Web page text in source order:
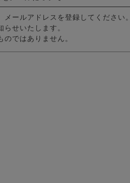
リシャツ/全8色
ールアドレスを登録してください。
せいたします。
ではありません。